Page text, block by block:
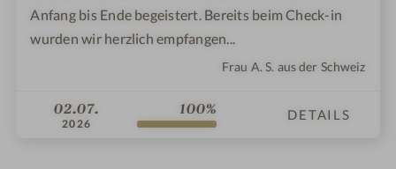
Anfang bis Ende begeistert. Bereits beim Check-in
wurden wir herzlich empfangen...
Frau A. S. aus der Schweiz
02.07.
2026
100% DETAILS